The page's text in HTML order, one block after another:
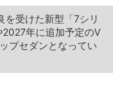
受けた新型「7シリ
年に追加予定のV
プセダンとなってい